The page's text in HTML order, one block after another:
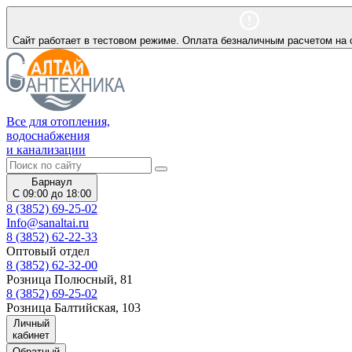
Сайт работает в тестовом режиме. Оплата безналичным расчетом на
Все для отопления,
водоснабжения
и канализации
Барнаул
С 09:00 до 18:00
8 (3852) 69-25-02
Info@sanaltai.ru
8 (3852) 62-22-33
Оптовый отдел
8 (3852) 62-32-00
Розница Полюсный, 81
8 (3852) 69-25-02
Розница Балтийская, 103
Личный
кабинет